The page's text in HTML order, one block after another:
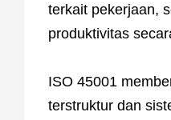
terkait pekerjaan,
produktivitas
ISO 45001
terstruktur dan